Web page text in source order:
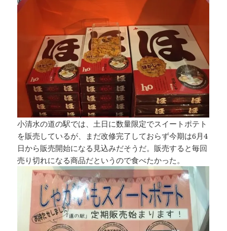
小清水の道の駅では、土日に数量限定でスイートポテト
を販売しているが、まだ改修完了しておらず今期は6月4
日から販売開始になる見込みだそうだ。販売すると毎回
売り切れになる商品だというので食べたかった。